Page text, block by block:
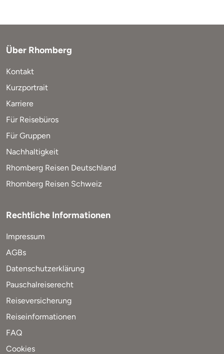
Über Rhomberg
Kontakt
Kurzportrait
Karriere
Für Reisebüros
Für Gruppen
Nachhaltigkeit
Rhomberg Reisen Deutschland
Rhomberg Reisen Schweiz
Rechtliche Informationen
Impressum
AGBs
Datenschutzerklärung
Pauschalreiserecht
Reiseversicherung
Reiseinformationen
FAQ
Cookies